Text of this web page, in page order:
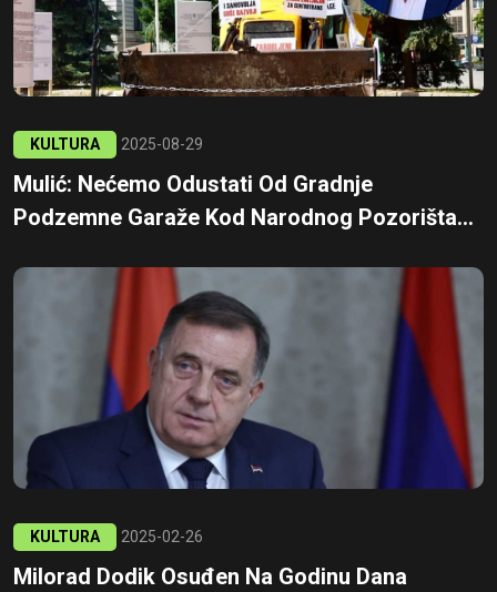
KULTURA 2025-08-29
Mulić: Nećemo Odustati Od Gradnje
Podzemne Garaže Kod Narodnog Pozorišta...
KULTURA 2025-02-26
Milorad Dodik Osuđen Na Godinu Dana